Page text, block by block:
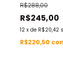
R$245,00
R$288,00
12 xde R$20,42
R$220,50